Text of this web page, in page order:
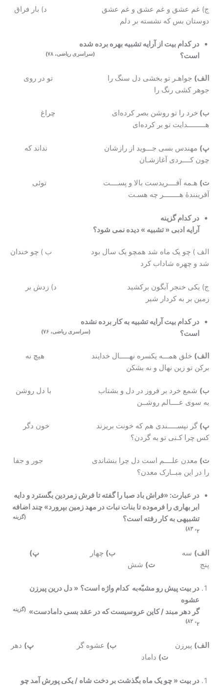
ج) غم عشق و غم عشق و غم عشق د) بار فراق
دوستان بس که نشسته بر دلم
در کدام بیت از آرایه تشبیه بهره برده شده
است؟
(سراسری ریاضی، ۷۸)
الف) جواهـر تو بخشی دل سنگ را تو در روی
جوهر کشی رنگ را
ب) خرد را تو روشن بصر کرده‌ای چراغ
هـــــــــدایت تو بر کرده‌ای
پ) مهندس بسی جـــوید از رازشان نداند که
چون کــــردی آغازشـان
ت) هـمه آفــــریدست بالا و پســــت توئی
آفرینندهٔ هــــــــر چه هسـت
در کدام گزینه
آرایه ادبی « تشبیه » دیده نمی شود؟
الف ) چو یک ماه شد همچو یک سال بود ب ) چو خندان
شد و چهره شاداب کرد
ج) یکی خنجر آبگون برکشید د) زدش بر
زمین بر به کردار شیر
در کدام بیت آرایه تشبیه به کار برده نشده
است؟
(سراسری ریاضی، ۷۶)
الف) خلق همـــه یکسره نهـــــال خدایند هیچ نه
برکن تو زین نهال و نه بشکن
ب) شمع خرد بر فروز در دل و بشتاب با دل روشن
به سوی عــــالم روشــن
پ) گر نپســـــندی هم که خونت بریزند خون دگر
کس چرا کـنی تو به گردن؟
ت) معدن علــــم است دل چرا بنشاندی جور و جفا
را در این مبــارک معدن؟
در عبارت: «فراش باد صبا را گفته تا فرش زمردین بگسترد و دایه
ابر بهاری را فرموده تا بنات نبات در مهد زمین بپرورد» چند اضافه
تشبیهی به کار رفته است؟
(گزینه
۲، ۸۳)
الف) سه ب) چهار پ)
پنج ت) شش
در بیت پیش رو مشبّه‌به کدام واژه است؟ « دل درین پیرزن
عشوه
گر دهر مبند / کاین عروسیست که در عقد بسی دامادست» (گزینه
۲، ۸۲)
الف) پیرزن ب) عشوه گر پ) دهر
ت) داماد
در بیت « چو یک ماه بگذشت بر دخت شاه / یکی پورش آمد چو